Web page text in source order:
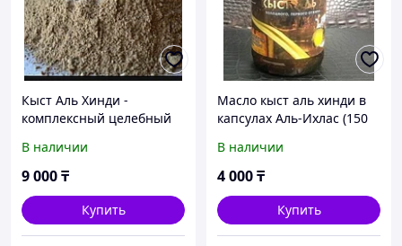
Кыст Аль Хинди -
комплексный целебный
В наличии
9 000₸
Купить
Масло кыст аль хинди в
капсулах Аль-Ихлас (150
В наличии
4 000₸
Купить